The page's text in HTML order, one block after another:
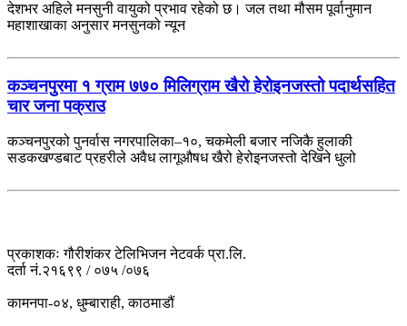
देशभर अहिले मनसुनी वायुको प्रभाव रहेको छ। जल तथा मौसम पूर्वानुमान
महाशाखाका अनुसार मनसुनको न्यून
कञ्चनपुरमा १ ग्राम ७७० मिलिग्राम खैरो हेरोइनजस्तो पदार्थसहित
चार जना पक्राउ
कञ्चनपुरको पुनर्वास नगरपालिका–१०, चकमेली बजार नजिकै हुलाकी
सडकखण्डबाट प्रहरीले अवैध लागूऔषध खैरो हेरोइनजस्तो देखिने धुलो
प्रकाशकः गौरीशंकर टेलिभिजन नेटवर्क प्रा.लि.
दर्ता नं.२१६९९ / ०७५ /०७६
कामनपा-०४, धुम्बाराही, काठमाडौं